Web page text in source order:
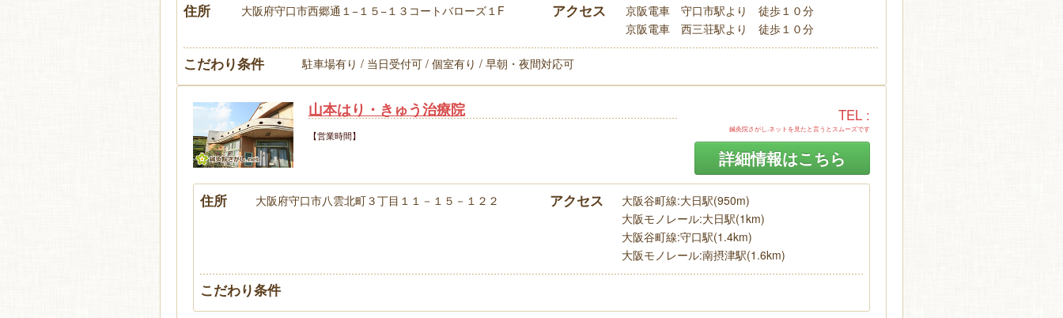
住所 大阪府守口市西郷通１−１５−１３コートバローズ１F アクセス
京阪電車 守口市駅より 徒歩１０分
京阪電車 西三荘駅より 徒歩１０分
こだわり条件 駐車場有り / 当日受付可 / 個室有り / 早朝・夜間対応可
山本はり・きゅう治療院
【営業時間】
TEL :
鍼灸院さがし.ネットを見たと言うとスムーズです
詳細情報はこちら
住所 大阪府守口市八雲北町３丁目１１－１５－１２２ アクセス
大阪谷町線:大日駅(950m)
大阪モノレール:大日駅(1km)
大阪谷町線:守口駅(1.4km)
大阪モノレール:南摂津駅(1.6km)
こだわり条件